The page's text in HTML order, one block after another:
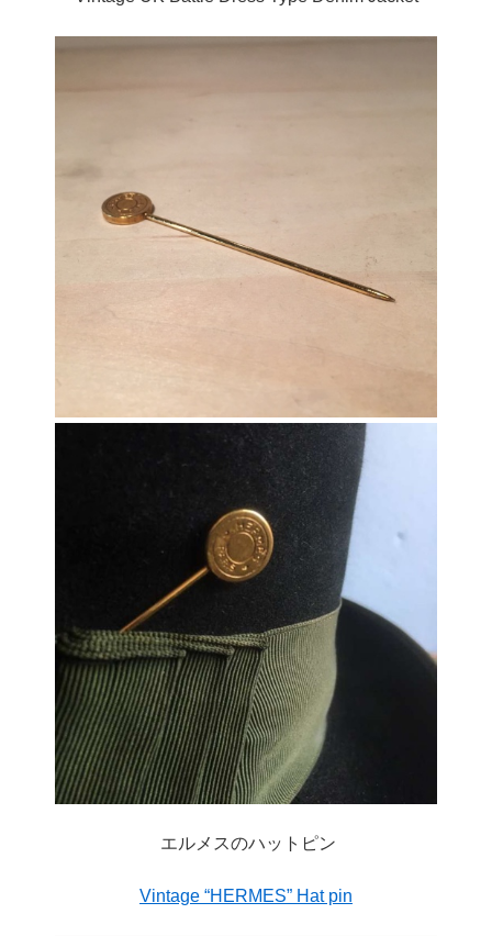
エルメスのハットピン
Vintage “HERMES” Hat pin